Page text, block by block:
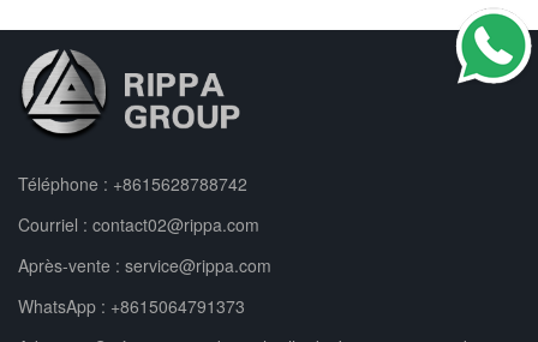
Téléphone : +8615628788742
Courriel : contact02@rippa.com
Après-vente : service@rippa.com
WhatsApp : +8615064791373